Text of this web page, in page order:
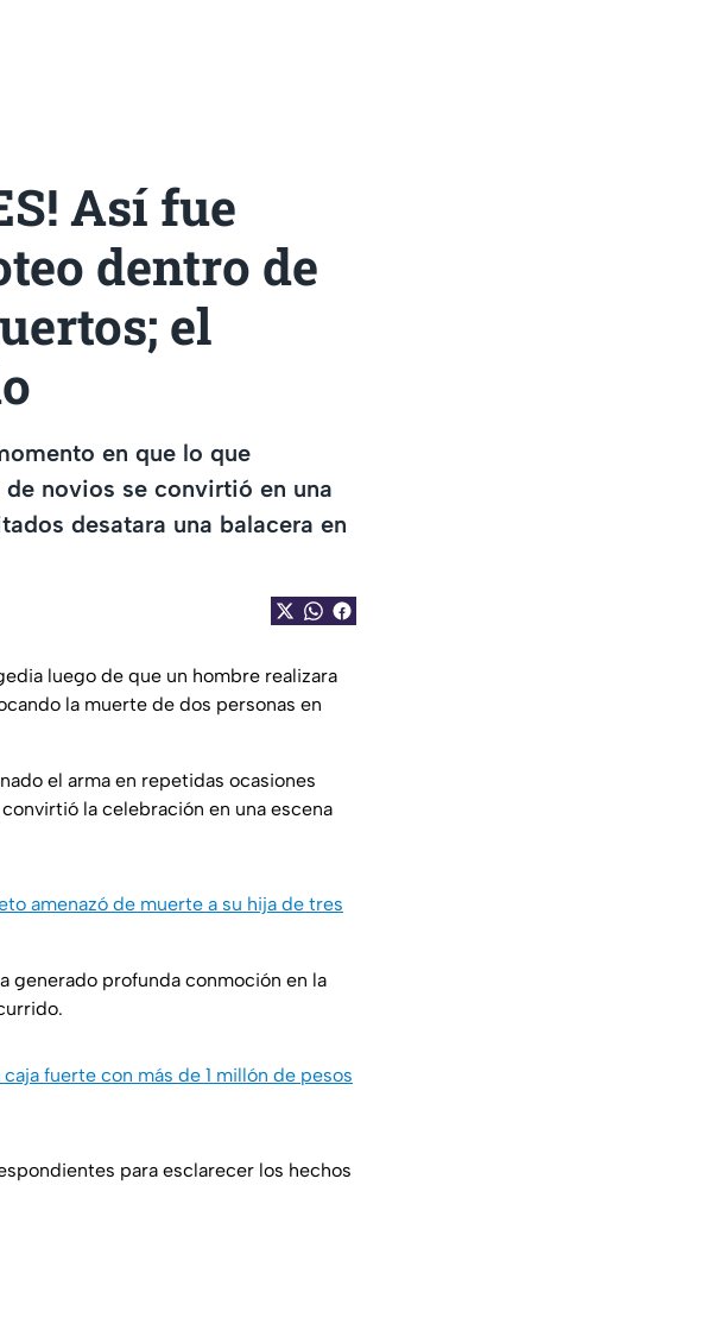
Así fue
dentro de
el
en que lo que
novios se convirtió en una
desatara una balacera en
luego de que un hombre realizara
la muerte de dos personas en
el arma en repetidas ocasiones
la celebración en una escena
amenazó de muerte a su hija de tres
generado profunda conmoción en la
fuerte con más de 1 millón de pesos
para esclarecer los hechos